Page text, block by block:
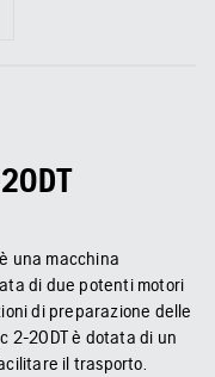
una macchina
di due potenti motori
di preparazione delle
2-20DT è dotata di un
il trasporto.